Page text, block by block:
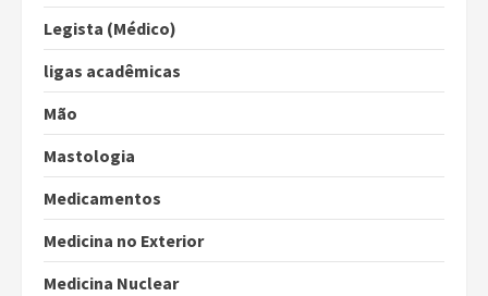
Legista (Médico)
ligas acadêmicas
Mão
Mastologia
Medicamentos
Medicina no Exterior
Medicina Nuclear